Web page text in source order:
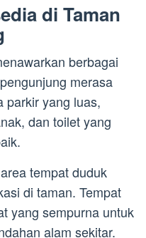
di Taman
berbagai
merasa
parkir yang luas,
dan toilet yang
tempat duduk
di taman. Tempat
yang sempurna untuk
alam sekitar.